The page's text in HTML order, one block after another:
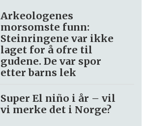
Arkeologenes
morsomste funn:
Steinringene var ikke
laget for å ofre til
gudene. De var spor
etter barns lek
Super El niño i år – vil
vi merke det i Norge?